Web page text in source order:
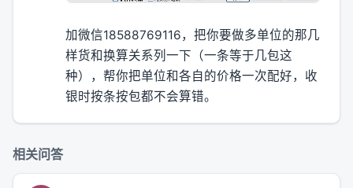
加微信18588769116，把你要做多单位的那几
样货和换算关系列一下（一条等于几包这
种），帮你把单位和各自的价格一次配好，收
银时按条按包都不会算错。
相关问答